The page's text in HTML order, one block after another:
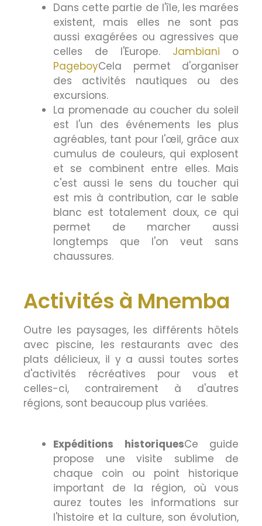
Dans cette partie de l'île, les marées
existent, mais elles ne sont pas
aussi exagérées ou agressives que
celles de l'Europe. Jambiani o
PageboyCela permet d'organiser
des activités nautiques ou des
excursions.
La promenade au coucher du soleil
est l'un des événements les plus
agréables, tant pour l'œil, grâce aux
cumulus de couleurs, qui explosent
et se combinent entre elles. Mais
c'est aussi le sens du toucher qui
est mis à contribution, car le sable
blanc est totalement doux, ce qui
permet de marcher aussi
longtemps que l'on veut sans
chaussures.
Activités à Mnemba
Outre les paysages, les différents hôtels
avec piscine, les restaurants avec des
plats délicieux, il y a aussi toutes sortes
d'activités récréatives pour vous et
celles-ci, contrairement à d'autres
régions, sont beaucoup plus variées.
Expéditions historiquesCe guide
propose une visite sublime de
chaque coin ou point historique
important de la région, où vous
aurez toutes les informations sur
l'histoire et la culture, son évolution,